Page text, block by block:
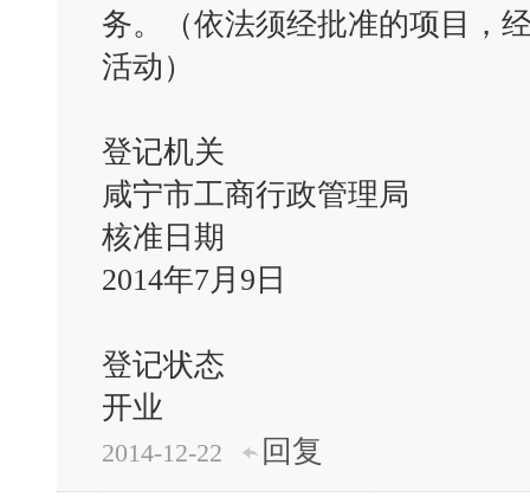
务。（依法须经批准的项目，
活动）
登记机关
咸宁市工商行政管理局
核准日期
2014年7月9日
登记状态
开业
2014-12-22
回复